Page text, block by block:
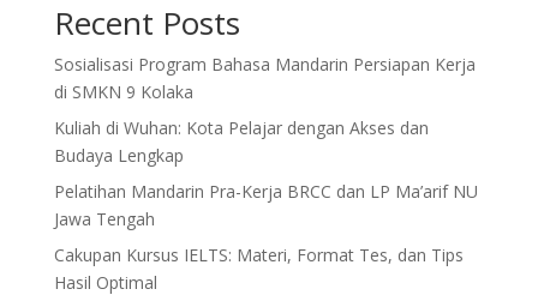
Recent Posts
Sosialisasi Program Bahasa Mandarin Persiapan Kerja
di SMKN 9 Kolaka
Kuliah di Wuhan: Kota Pelajar dengan Akses dan
Budaya Lengkap
Pelatihan Mandarin Pra-Kerja BRCC dan LP Ma’arif NU
Jawa Tengah
Cakupan Kursus IELTS: Materi, Format Tes, dan Tips
Hasil Optimal